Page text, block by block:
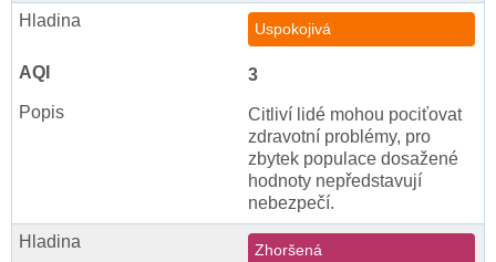
Uspokojivá
3
Citliví lidé mohou pociťovat
zdravotní problémy, pro
zbytek populace dosažené
hodnoty nepředstavují
nebezpečí.
Zhoršená